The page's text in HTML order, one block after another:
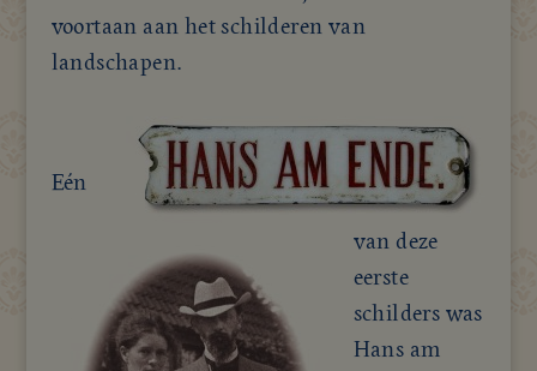
voortaan aan het schilderen van
landschapen.
Eén
van deze
eerste
schilders was
Hans am